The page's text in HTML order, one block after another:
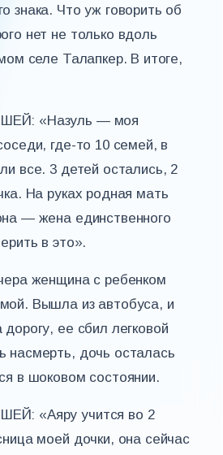
знака. Что уж говорить об
нет не только вдоль
селе Талапкер. В итоге,
«Назуль — моя
где-то 10 семей, в
все. 3 детей остались, 2
На руках родная мать
— жена единственного
в это».
женщина с ребенком
Вышла из автобуса, и
дорогу, ее сбил легковой
насмерть, дочь осталась
в шоковом состоянии.
«Аяру учится во 2
моей дочки, она сейчас